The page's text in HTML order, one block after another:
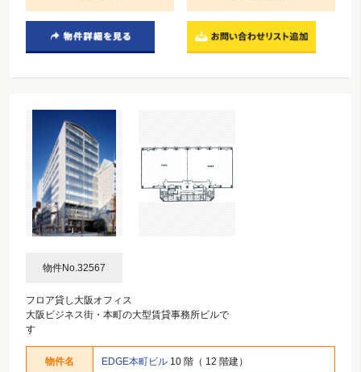
物件No.32567
フロア貸し大阪オフィス
大阪ビジネス街・本町の大型賃貸事務所ビルで
す
物件名 EDGE本町ビル 10 階（ 12 階建）